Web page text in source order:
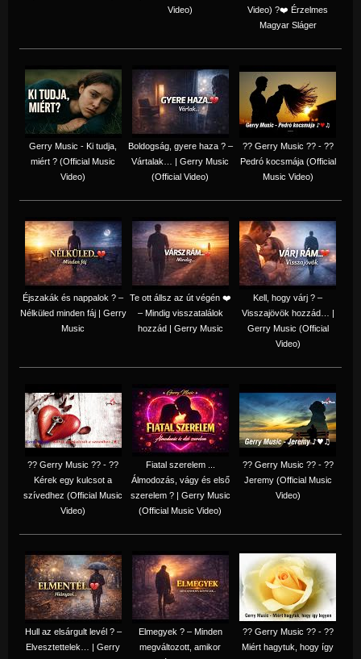
Video)
Video) ?️❤️ Érzelmes
Magyar Sláger
Gerry Music - Ki tudja,
miért ? (Official Music
Video)
Boldogság, gyere haza ? –
Vártalak… | Gerry Music
(Official Video)
?? Gerry Music ?? - ??
Pedró kocsmája (Official
Music Video)
Éjszakák és nappalok ? –
Nélküled minden fáj | Gerry
Music
Te ott állsz az út végén ❤️
– Mindig visszatalálok
hozzád | Gerry Music
Kell, hogy várj ? –
Visszajövök hozzád… |
Gerry Music (Official
Video)
?? Gerry Music ?? - ??
Kérek egy kulcsot a
szívedhez (Official Music
Video)
Fiatal szerelem ...
Álmodozás, vágy és első
szerelem ? | Gerry Music
(Official Music Video)
?? Gerry Music ?? - ??
Jeremy (Official Music
Video)
Hull az elsárgult levél ? –
Elvesztettelek… | Gerry
Elmegyek ? – Minden
megváltozott, amikor
?? Gerry Music ?? - ??
Miért hagytuk, hogy így